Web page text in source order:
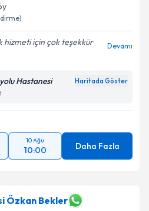
hizmeti için çok teşekkür
Devamı
Hastanesi Haritada Göster
10 Ağu
10:00 Daha Fazla
Özkan Bekler